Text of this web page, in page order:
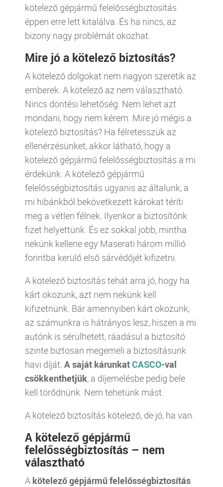
kötelező gépjármű felelősségbiztosítás
éppen erre lett kitalálva. És ha nincs, az
bizony nagy problémát okozhat.
Mire jó a kötelező biztosítás?
A kötelező dolgokat nem nagyon szeretik az
emberek. A kötelező az nem választható.
Nincs döntési lehetőség. Nem lehet azt
mondani, hogy nem kérem. Mire jó mégis a
kötelező biztosítás? Ha félretesszük az
ellenérzésünket, akkor látható, hogy a
kötelező gépjármű felelősségbiztosítás a mi
érdekünk. A kötelező gépjármű
felelősségbiztosítás ugyanis az általunk, a
mi hibánkból bekövetkezett károkat téríti
meg a vétlen félnek. Ilyenkor a biztosítónk
fizet helyettünk. És ez sokkal jobb, mintha
nekünk kellene egy Maserati három millió
forintba kerülő első sárvédőjét kifizetni.
A kötelező biztosítás tehát arra jó, hogy ha
kárt okozunk, azt nem nekünk kell
kifizetnünk. Bár amennyiben kárt okozunk,
az számunkra is hátrányos lesz, hiszen a mi
autónk is sérülhetett, ráadásul a biztosító
szinte biztosan megemeli a biztosításunk
havi díját. A saját kárunkatCASCO-val
csökkenthetjük, a díjemelésbe pedig bele
kell törődnünk. Nem tehetünk mást.
A kötelező biztosítás kötelező, de jó, ha van.
A kötelező gépjármű
felelősségbiztosítás – nem
választható
A kötelező gépjármű felelősségbiztosítás